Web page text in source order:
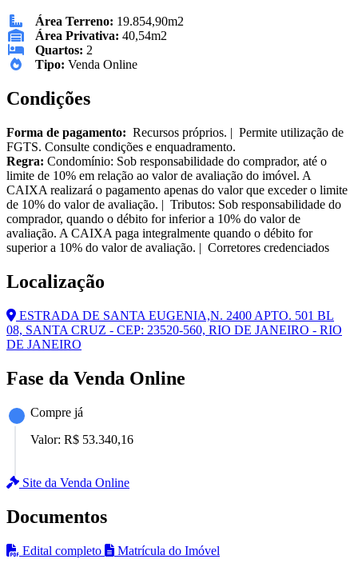
Área Terreno: 19.854,90m2
Área Privativa: 40,54m2
Quartos: 2
Tipo: Venda Online
Condições
Forma de pagamento: Recursos próprios. | Permite utilização de
FGTS. Consulte condições e enquadramento.
Regra: Condomínio: Sob responsabilidade do comprador, até o
limite de 10% em relação ao valor de avaliação do imóvel. A
CAIXA realizará o pagamento apenas do valor que exceder o limite
de 10% do valor de avaliação. | Tributos: Sob responsabilidade do
comprador, quando o débito for inferior a 10% do valor de
avaliação. A CAIXA paga integralmente quando o débito for
superior a 10% do valor de avaliação. | Corretores credenciados
Localização
ESTRADA DE SANTA EUGENIA,N. 2400 APTO. 501 BL
08, SANTA CRUZ - CEP: 23520-560, RIO DE JANEIRO - RIO
DE JANEIRO
Fase da Venda Online
Compre já
Valor: R$ 53.340,16
Site da Venda Online
Documentos
Edital completo Matrícula do Imóvel